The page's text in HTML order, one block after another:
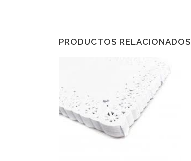
PRODUCTOS RELACIONADOS